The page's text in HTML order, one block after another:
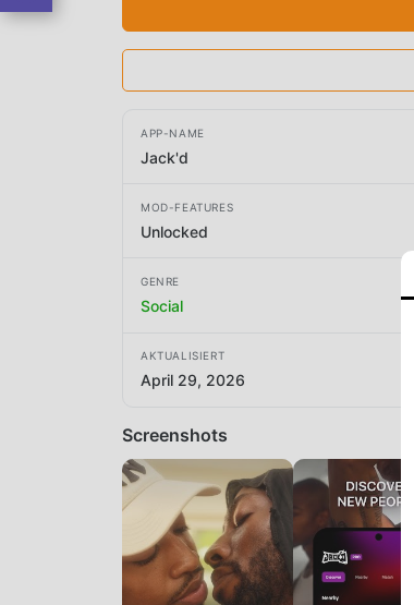
APP-NAME
Jack'd
MOD-FEATURES
Unlocked
GENRE
Social
AKTUALISIERT
April 29, 2026
Screenshots